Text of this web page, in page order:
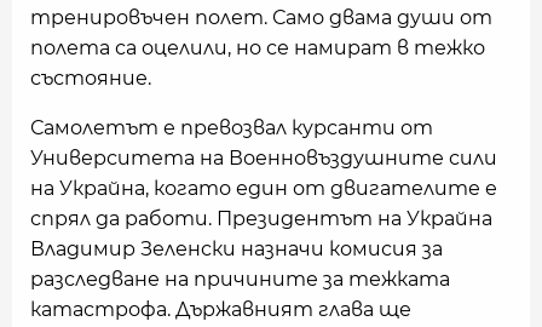
тренировъчен полет. Само двама души от
полета са оцелили, но се намират в тежко
състояние.
Самолетът е превозвал курсанти от
Университета на Военновъздушните сили
на Украйна, когато един от двигателите е
спрял да работи. Президентът на Украйна
Владимир Зеленски назначи комисия за
разследване на причините за тежката
катастрофа. Държавният глава ще